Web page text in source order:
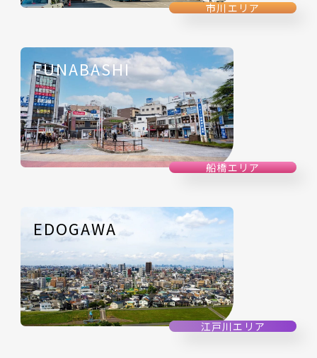
市川エリア
FUNABASHI
船橋エリア
EDOGAWA
江戸川エリア